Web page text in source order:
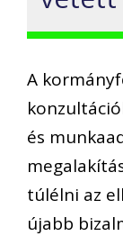
A
és
túlélni az
újabb